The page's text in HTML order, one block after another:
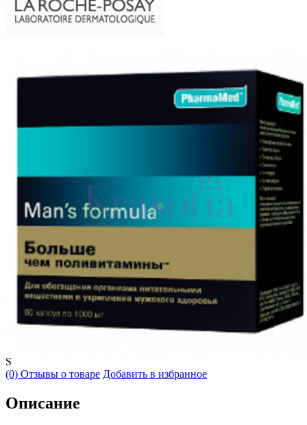
S
(0) Отзывы о товаре Добавить в избранное
Описание